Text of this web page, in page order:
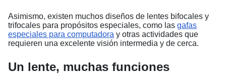
Asimismo, existen muchos diseños de lentes bifocales y
trifocales para propósitos especiales, como las gafas
especiales para computadora y otras actividades que
requieren una excelente visión intermedia y de cerca.
Un lente, muchas funciones